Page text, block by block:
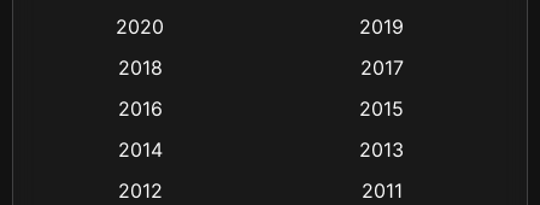
Classic หนังคลาสสิก (25)
2020
2019
2018
2017
2016
2015
2014
2013
2012
2011